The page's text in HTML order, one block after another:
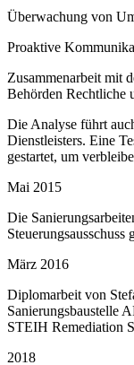
Überwachung von
Proaktive
Zusammenarbeit mit
Behörden Rechtliche
Die Analyse führt
Dienstleisters. Eine
gestartet, um
Mai 2015
Die
März 2016
Diplomarbeit von
Sanierungsbaustelle
STEIH Remediation
2018